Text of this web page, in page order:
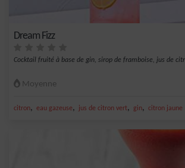
Dream Fizz
Cocktail fruité à base de gin, sirop de framboise, jus de
Moyenne
citron, eau gazeuse, jus de citron vert, gin, citron jaune